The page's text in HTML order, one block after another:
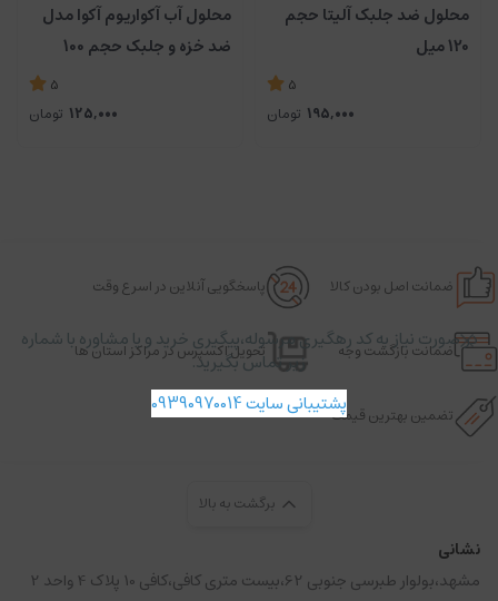
محلول ضد جلبک آلیتا حجم
120 میل
5
195,000 تومان
محلول آب آکواریوم آکوا مدل
ضد خزه و جلبک حجم 100
5
125,000 تومان
ضمانت اصل بودن کالا پاسخگویی آنلاین در اسرع وقت
ضمانت بازگشت وجه تحویل اکسپرس در مراکز استان ها
تضمین بهترین قیمت
برگشت به بالا
نشانی
مشهد،بولوار طبرسی جنوبی 62،بیست متری کافی،کافی 10 پلاک 4 واحد 2
در صورت نیاز به کد رهگیری مرسوله،پیگیری خرید و یا مشاوره با شماره
زیر تماس بگیرید.
پشتیبانی سایت 09390970014